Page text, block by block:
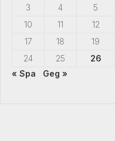
3
4 5
10
11 12
17
18 19
24
25 26
« Spa
Geg »